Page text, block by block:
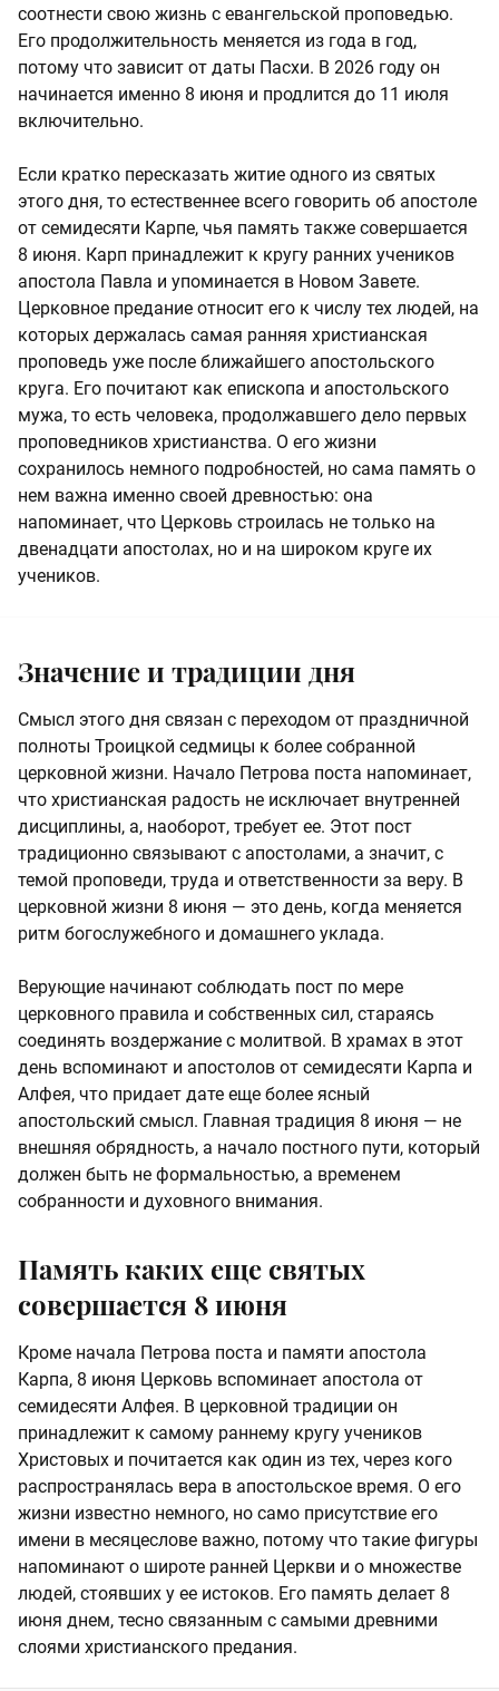
соотнести свою жизнь с евангельской проповедью.
Его продолжительность меняется из года в год,
потому что зависит от даты Пасхи. В 2026 году он
начинается именно 8 июня и продлится до 11 июля
включительно.
Если кратко пересказать житие одного из святых
этого дня, то естественнее всего говорить об апостоле
от семидесяти Карпе, чья память также совершается
8 июня. Карп принадлежит к кругу ранних учеников
апостола Павла и упоминается в Новом Завете.
Церковное предание относит его к числу тех людей, на
которых держалась самая ранняя христианская
проповедь уже после ближайшего апостольского
круга. Его почитают как епископа и апостольского
мужа, то есть человека, продолжавшего дело первых
проповедников христианства. О его жизни
сохранилось немного подробностей, но сама память о
нем важна именно своей древностью: она
напоминает, что Церковь строилась не только на
двенадцати апостолах, но и на широком круге их
учеников.
Значение и традиции дня
Смысл этого дня связан с переходом от праздничной
полноты Троицкой седмицы к более собранной
церковной жизни. Начало Петрова поста напоминает,
что христианская радость не исключает внутренней
дисциплины, а, наоборот, требует ее. Этот пост
традиционно связывают с апостолами, а значит, с
темой проповеди, труда и ответственности за веру. В
церковной жизни 8 июня — это день, когда меняется
ритм богослужебного и домашнего уклада.
Верующие начинают соблюдать пост по мере
церковного правила и собственных сил, стараясь
соединять воздержание с молитвой. В храмах в этот
день вспоминают и апостолов от семидесяти Карпа и
Алфея, что придает дате еще более ясный
апостольский смысл. Главная традиция 8 июня — не
внешняя обрядность, а начало постного пути, который
должен быть не формальностью, а временем
собранности и духовного внимания.
Память каких еще святых
совершается 8 июня
Кроме начала Петрова поста и памяти апостола
Карпа, 8 июня Церковь вспоминает апостола от
семидесяти Алфея. В церковной традиции он
принадлежит к самому раннему кругу учеников
Христовых и почитается как один из тех, через кого
распространялась вера в апостольское время. О его
жизни известно немного, но само присутствие его
имени в месяцеслове важно, потому что такие фигуры
напоминают о широте ранней Церкви и о множестве
людей, стоявших у ее истоков. Его память делает 8
июня днем, тесно связанным с самыми древними
слоями христианского предания.